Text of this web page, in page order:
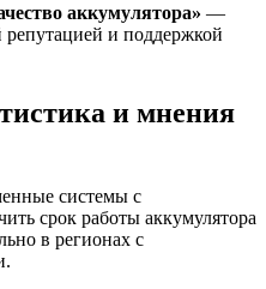
аккумулятора» —
репутацией и поддержкой
и мнения
системы с
срок работы аккумулятора
в регионах с